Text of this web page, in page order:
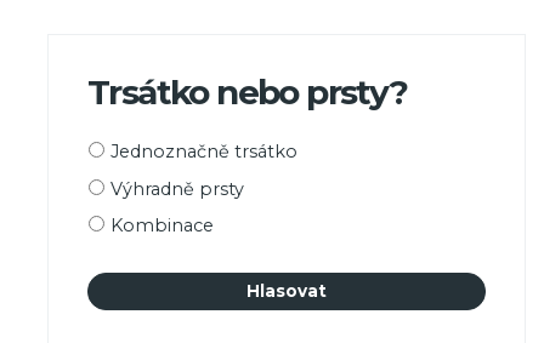
Trsátko nebo prsty?
Možnosti
Jednoznačně trsátko
Výhradně prsty
Kombinace